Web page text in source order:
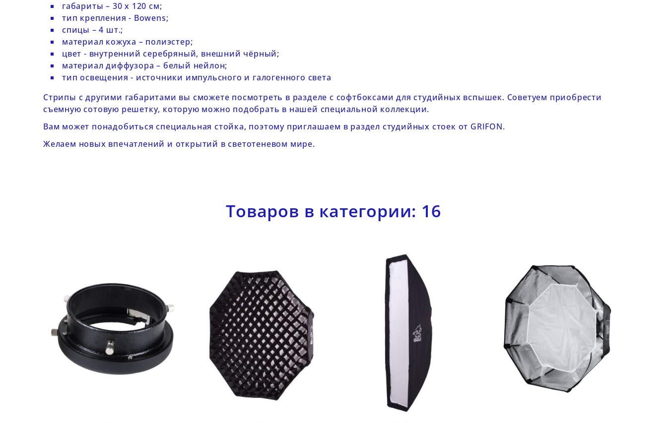
габариты – 30 х 120 см;
тип крепления - Bowens;
спицы – 4 шт.;
материал кожуха – полиэстер;
цвет - внутренний серебряный, внешний чёрный;
материал диффузора – белый нейлон;
тип освещения - источники импульсного и галогенного света
Стрипы с другими габаритами вы сможете посмотреть в разделе с софтбоксами для студийных вспышек. Советуем приобрести
съемную сотовую решетку, которую можно подобрать в нашей специальной коллекции.
Вам может понадобиться специальная стойка, поэтому приглашаем в раздел студийных стоек от GRIFON.
Желаем новых впечатлений и открытий в светотеневом мире.
Товаров в категории: 16